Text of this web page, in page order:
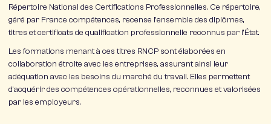
Répertoire National des Certifications Professionnelles. Ce répertoire,
géré par France compétences, recense l’ensemble des diplômes,
titres et certificats de qualification professionnelle reconnus par l’État.
Les formations menant à ces titres RNCP sont élaborées en
collaboration étroite avec les entreprises, assurant ainsi leur
adéquation avec les besoins du marché du travail. Elles permettent
d’acquérir des compétences opérationnelles, reconnues et valorisées
par les employeurs.